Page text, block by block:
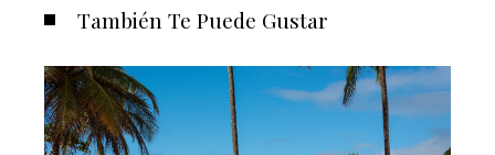
También Te Puede Gustar